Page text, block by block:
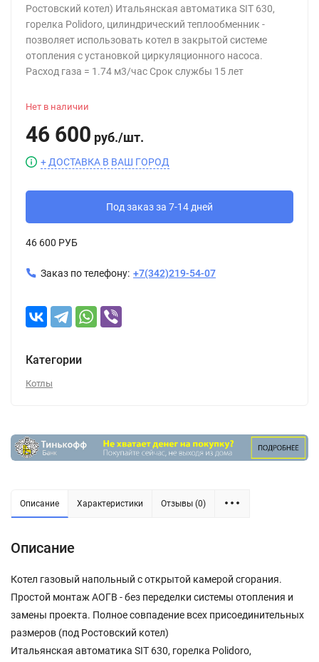
Ростовский котел) Итальянская автоматика SIT 630,
горелка Polidoro, цилиндрический теплообменник -
позволяет использовать котел в закрытой системе
отопления с установкой циркуляционного насоса.
Расход газа = 1.74 м3/час Срок службы 15 лет
Нет в наличии
46 600 руб./шт.
+ ДОСТАВКА В ВАШ ГОРОД
Под заказ за 7-14 дней
46 600 РУБ
Заказ по телефону: +7(342)219-54-07
Категории
Котлы
Описание Характеристики Отзывы (0)
Описание
Котел газовый напольный с открытой камерой сгорания.
Простой монтаж АОГВ - без переделки системы отопления и
замены проекта. Полное совпадение всех присоединительных
размеров (под Ростовский котел)
Итальянская автоматика SIT 630, горелка Polidoro,